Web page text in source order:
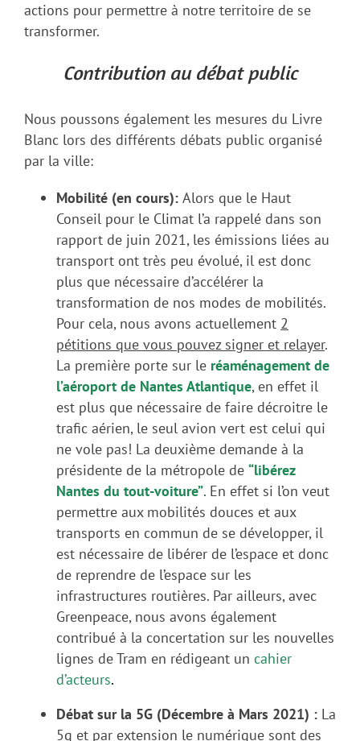
actions pour permettre à notre territoire de se
transformer.
Contribution au débat public
Nous poussons également les mesures du Livre
Blanc lors des différents débats public organisé
par la ville:
Mobilité (en cours): Alors que le Haut
Conseil pour le Climat l’a rappelé dans son
rapport de juin 2021, les émissions liées au
transport ont très peu évolué, il est donc
plus que nécessaire d’accélérer la
transformation de nos modes de mobilités.
Pour cela, nous avons actuellement 2
pétitions que vous pouvez signer et relayer.
La première porte sur le réaménagement de
l’aéroport de Nantes Atlantique, en effet il
est plus que nécessaire de faire décroitre le
trafic aérien, le seul avion vert est celui qui
ne vole pas! La deuxième demande à la
présidente de la métropole de “libérez
Nantes du tout-voiture”. En effet si l’on veut
permettre aux mobilités douces et aux
transports en commun de se développer, il
est nécessaire de libérer de l’espace et donc
de reprendre de l’espace sur les
infrastructures routières. Par ailleurs, avec
Greenpeace, nous avons également
contribué à la concertation sur les nouvelles
lignes de Tram en rédigeant un cahier
d’acteurs.
Débat sur la 5G (Décembre à Mars 2021) : La
5g et par extension le numérique sont des